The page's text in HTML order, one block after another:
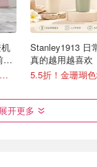
定
4.1折起！登机箱$93.8(原$134)
Stanley1913 日
真的越用越喜欢
展开更多